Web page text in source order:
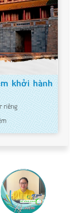
khởi hành
riêng